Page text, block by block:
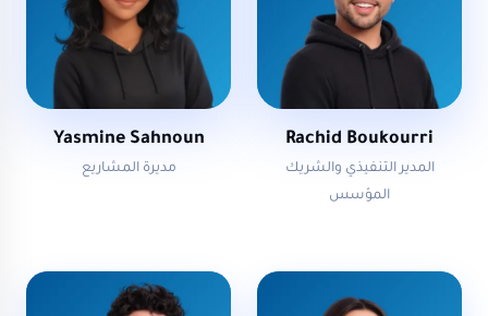
Rachid Boukourri
المدير التنفيذي والشريك
المؤسس
Yasmine Sahnoun
مديرة المشاريع